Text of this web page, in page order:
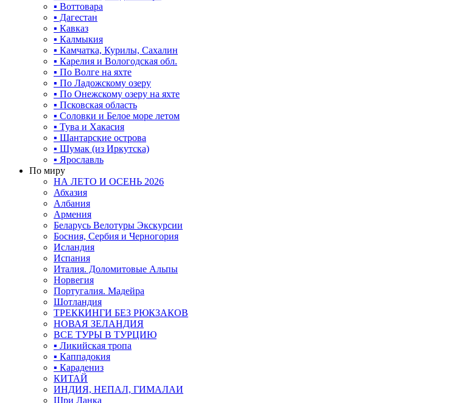
▪ Воттовара
▪ Дагестан
▪ Кавказ
▪ Калмыкия
▪ Камчатка, Курилы, Сахалин
▪ Карелия и Вологодская обл.
▪ По Волге на яхте
▪ По Ладожскому озеру
▪ По Онежскому озеру на яхте
▪ Псковская область
▪ Соловки и Белое море летом
▪ Тува и Хакасия
▪ Шантарские острова
▪ Шумак (из Иркутска)
▪ Ярославль
По миру
НА ЛЕТО И ОСЕНЬ 2026
Абхазия
Албания
Армения
Беларусь Велотуры Экскурсии
Босния, Сербия и Черногория
Исландия
Испания
Италия. Доломитовые Альпы
Норвегия
Португалия. Мадейра
Шотландия
ТРЕККИНГИ БЕЗ РЮКЗАКОВ
НОВАЯ ЗЕЛАНДИЯ
ВСЕ ТУРЫ В ТУРЦИЮ
▪ Ликийская тропа
▪ Каппадокия
▪ Карадениз
КИТАЙ
ИНДИЯ, НЕПАЛ, ГИМАЛАИ
Шри Ланка